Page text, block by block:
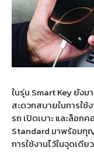
ในรุ่น Smart Keyยังม
สะดวกสบายในการใ
รถ เปิดเบาะ และล็อ
Standard มาพร้อมกุ
การใช้งานไว้ในจุดเดียว